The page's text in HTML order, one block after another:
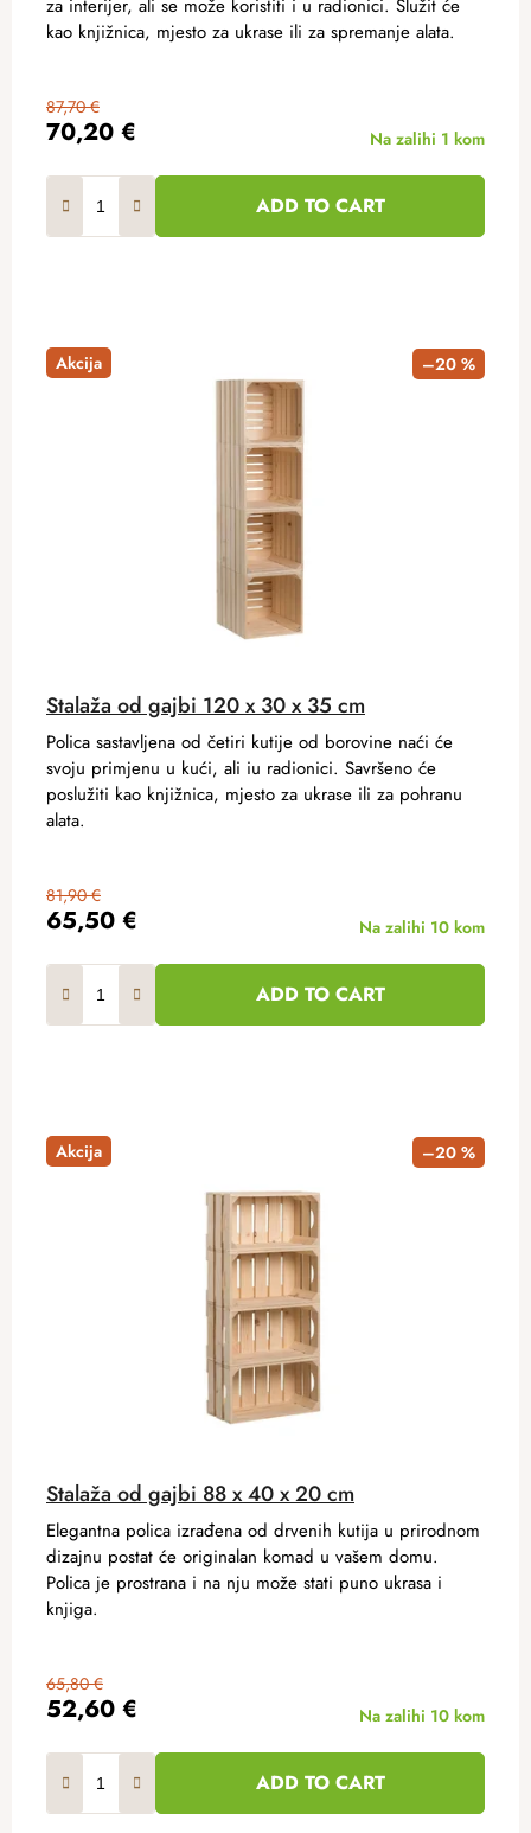
70,20 €
87,70 €
Na zalihi 1 kom
ADD TO CART
za interijer, ali se može koristiti i u radionici. Služit će
kao knjižnica, mjesto za ukrase ili za spremanje alata.
Akcija –20 %
Stalaža od gajbi 120 x 30 x 35 cm
65,50 €
81,90 €
Na zalihi 10 kom
ADD TO CART
Polica sastavljena od četiri kutije od borovine naći će
svoju primjenu u kući, ali iu radionici. Savršeno će
poslužiti kao knjižnica, mjesto za ukrase ili za pohranu
alata.
Akcija –20 %
Stalaža od gajbi 88 x 40 x 20 cm
52,60 €
65,80 €
Na zalihi 10 kom
ADD TO CART
Elegantna polica izrađena od drvenih kutija u prirodnom
dizajnu postat će originalan komad u vašem domu.
Polica je prostrana i na nju može stati puno ukrasa i
knjiga.